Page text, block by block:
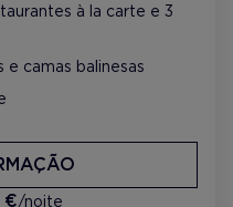
à la carte e 3
e camas balinesas
€/noite